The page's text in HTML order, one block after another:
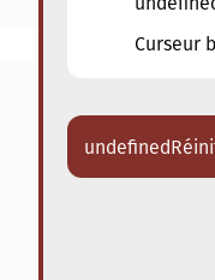
Curseur
undefined